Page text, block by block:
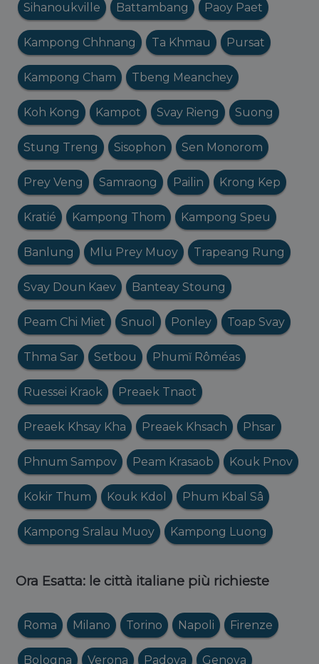
Sihanoukville Battambang Paoy Paet
Kampong Chhnang Ta Khmau Pursat
Kampong Cham Tbeng Meanchey
Koh Kong Kampot Svay Rieng Suong
Stung Treng Sisophon Sen Monorom
Prey Veng Samraong Pailin Krong Kep
Kratié Kampong Thom Kampong Speu
Banlung Mlu Prey Muoy Trapeang Rung
Svay Doun Kaev Banteay Stoung
Peam Chi Miet Snuol Ponley Toap Svay
Thma Sar Setbou Phumĭ Rôméas
Ruessei Kraok Preaek Tnaot
Preaek Khsay Kha Preaek Khsach Phsar
Phnum Sampov Peam Krasaob Kouk Pnov
Kokir Thum Kouk Kdol Phum Kbal Sâ
Kampong Sralau Muoy Kampong Luong
Ora Esatta: le città italiane più richieste
Roma Milano Torino Napoli Firenze
Bologna Verona Padova Genova